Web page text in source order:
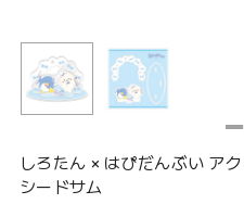
しろたん × はぴだんぶい ア
シードサム